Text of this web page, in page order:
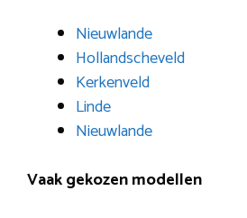
Nieuwlande
Hollandscheveld
Kerkenveld
Linde
Nieuwlande
Vaak gekozen modellen